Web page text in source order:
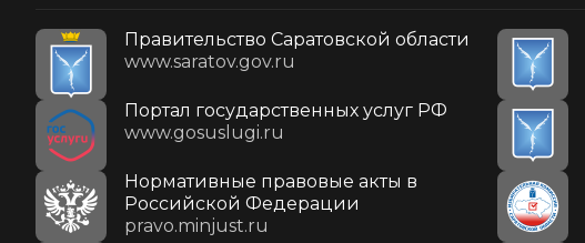
Правительство Саратовской области
www.saratov.gov.ru
Портал государственных услуг РФ
www.gosuslugi.ru
Нормативные правовые акты в
Российской Федерации
pravo.minjust.ru